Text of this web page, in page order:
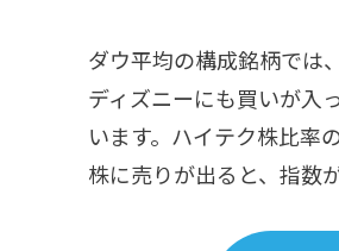
ダウ平均の構成銘柄では
ディズニーにも買いが入
います。ハイテク株比率
株に売りが出ると、指数